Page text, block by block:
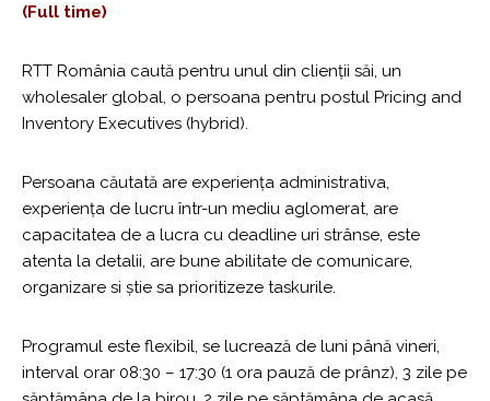
(Full time)
RTT România caută pentru unul din clienții săi, un
wholesaler global, o persoana pentru postul Pricing and
Inventory Executives (hybrid).
Persoana căutată are experiența administrativa,
experiența de lucru într-un mediu aglomerat, are
capacitatea de a lucra cu deadline uri strânse, este
atenta la detalii, are bune abilitate de comunicare,
organizare si știe sa prioritizeze taskurile.
Programul este flexibil, se lucrează de luni până vineri,
interval orar 08:30 – 17:30 (1 ora pauză de prânz), 3 zile pe